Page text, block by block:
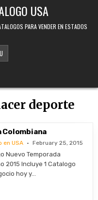
USA
PARA VENDER EN ESTADOS
deporte
Colombiana
en USA February 25, 2015
Nuevo Temporada
2015 Incluye 1 Catalogo
hoy y…